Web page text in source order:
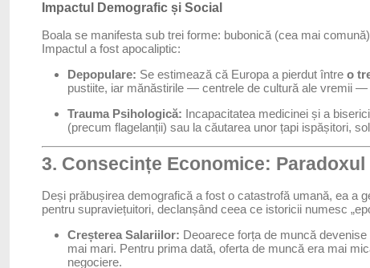
Impactul Demografic și Social
Boala se manifesta sub trei forme: bubonică (cea mai
Impactul a fost apocaliptic:
Depopulare: Se estimează că Europa a pierdut între o
pustiite, iar mănăstirile — centrele de cultură ale vremii
Trauma Psihologică: Incapacitatea medicinei și a
(precum flagelanții) sau la căutarea unor țapi ispășitori,
3. Consecințe Economice:
Deși prăbușirea demografică a fost o catastrofă umană, ea a
pentru supraviețuitori, declanșând ceea ce istoricii numesc
Creșterea Salariilor: Deoarece forța de muncă
mai mari. Pentru prima dată, oferta de muncă era mai
negociere.